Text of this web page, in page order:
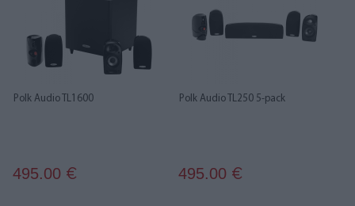
Polk Audio TL1600
495.00 €
Polk Audio TL250 5-pack
495.00 €